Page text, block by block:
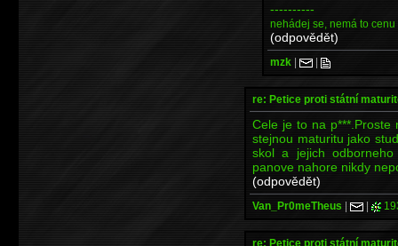
----------
nehádej se, nemá to cenu
(odpovědět)
mzk | |
re: Petice proti státní
Cele je to na p***.Proste
stejnou maturitu jako
skol a jejich
panove nahore nikdy
(odpovědět)
Van_Pr0meTheus | |
re: Petice proti státní